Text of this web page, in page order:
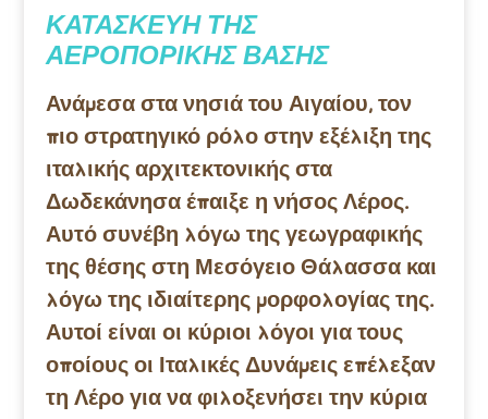
ΚΑΤΑΣΚΕΥΗ ΤΗΣ
ΑΕΡΟΠΟΡΙΚΗΣ ΒΑΣΗΣ
Ανάμεσα στα νησιά του Αιγαίου, τον
πιο στρατηγικό ρόλο στην εξέλιξη της
ιταλικής αρχιτεκτονικής στα
Δωδεκάνησα έπαιξε η νήσος Λέρος.
Αυτό συνέβη λόγω της γεωγραφικής
της θέσης στη Μεσόγειο Θάλασσα και
λόγω της ιδιαίτερης μορφολογίας της.
Αυτοί είναι οι κύριοι λόγοι για τους
οποίους οι Ιταλικές Δυνάμεις επέλεξαν
τη Λέρο για να φιλοξενήσει την κύρια